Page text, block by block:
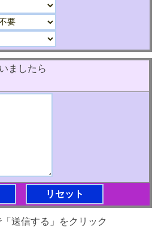
ましたら
送信する」をクリック